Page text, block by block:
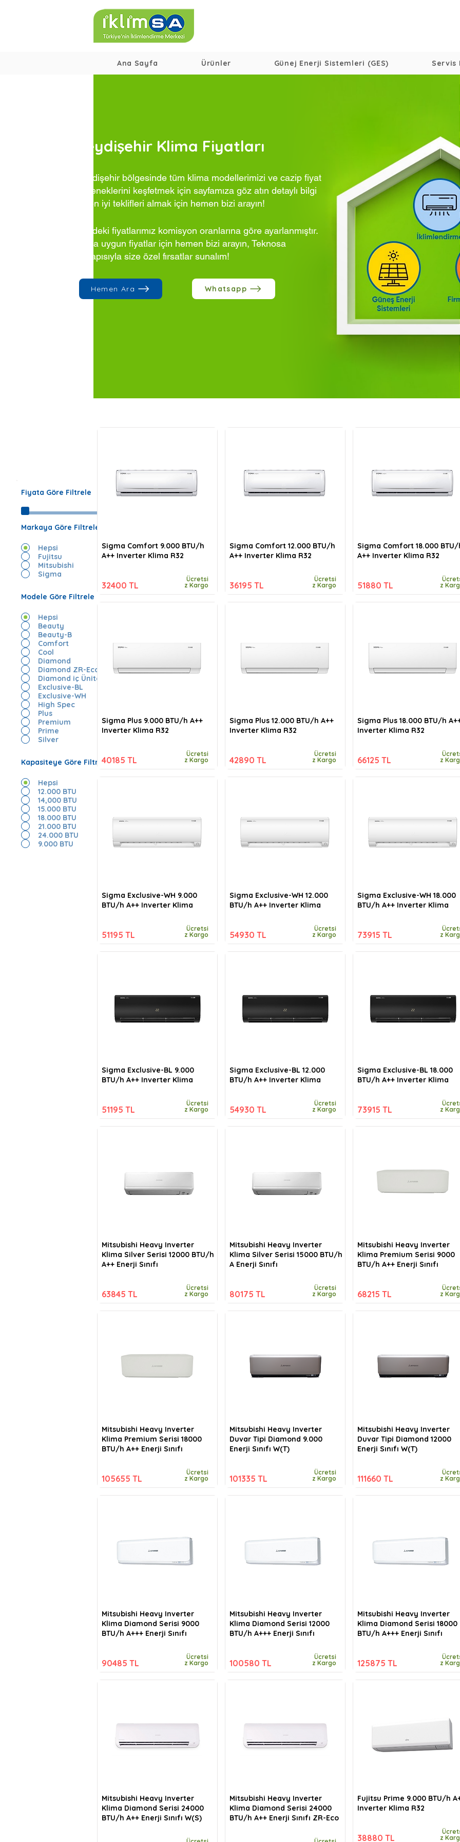
Ana Sayfa Ürünler Günej Enerji Sistemleri (GES) Servis
Seydişehir Klima Fiyatları
Seydişehir bölgesinde tüm klima modellerimizi ve cazip fiyat
seçeneklerini keşfetmek için sayfamıza göz atın detaylı bilgi
ve en iyi teklifleri almak için hemen bizi arayın!
Sitedeki fiyatlarımız komisyon oranlarına göre ayarlanmıştır.
Daha uygun fiyatlar için hemen bizi arayın, Teknosa
altyapısıyla size özel fırsatlar sunalım!
Hemen Ara Whatsapp
Fiyata Göre Filtrele
Markaya Göre Filtrele
Hepsi
Fujitsu
Mitsubishi
Sigma
Modele Göre Filtrele
Hepsi
Beauty
Beauty-B
Comfort
Cool
Diamond
Diamond ZR-Eco
Diamond iç Ünite
Exclusive-BL
Exclusive-WH
High Spec
Plus
Premium
Prime
Silver
Kapasiteye Göre Filtrele
Hepsi
12.000 BTU
14,000 BTU
15.000 BTU
18.000 BTU
21.000 BTU
24.000 BTU
9.000 BTU
Sigma Comfort 9.000 BTU/h
A++ Inverter Klima R32
32400 TL
Ücretsi
z Kargo
Sigma Plus 9.000 BTU/h A++
Inverter Klima R32
40185 TL
Ücretsi
z Kargo
Sigma Exclusive-WH 9.000
BTU/h A++ Inverter Klima
51195 TL
Ücretsi
z Kargo
Sigma Exclusive-BL 9.000
BTU/h A++ Inverter Klima
51195 TL
Ücretsi
z Kargo
Mitsubishi Heavy Inverter
Klima Silver Serisi 12000 BTU/h
A++ Enerji Sınıfı
63845 TL
Ücretsi
z Kargo
Mitsubishi Heavy Inverter
Klima Premium Serisi 18000
BTU/h A++ Enerji Sınıfı
105655 TL
Ücretsi
z Kargo
Mitsubishi Heavy Inverter
Klima Diamond Serisi 9000
BTU/h A+++ Enerji Sınıfı
90485 TL
Ücretsi
z Kargo
Mitsubishi Heavy Inverter
Klima Diamond Serisi 24000
BTU/h A++ Enerji Sınıfı W(S)
Sigma Comfort 12.000 BTU/h
A++ Inverter Klima R32
36195 TL
Ücretsi
z Kargo
Sigma Plus 12.000 BTU/h A++
Inverter Klima R32
42890 TL
Ücretsi
z Kargo
Sigma Exclusive-WH 12.000
BTU/h A++ Inverter Klima
54930 TL
Ücretsi
z Kargo
Sigma Exclusive-BL 12.000
BTU/h A++ Inverter Klima
54930 TL
Ücretsi
z Kargo
Mitsubishi Heavy Inverter
Klima Silver Serisi 15000 BTU/h
A Enerji Sınıfı
80175 TL
Ücretsi
z Kargo
Mitsubishi Heavy Inverter
Duvar Tipi Diamond 9.000
Enerji Sınıfı W(T)
101335 TL
Ücretsi
z Kargo
Mitsubishi Heavy Inverter
Klima Diamond Serisi 12000
BTU/h A+++ Enerji Sınıfı
100580 TL
Ücretsi
z Kargo
Mitsubishi Heavy Inverter
Klima Diamond Serisi 24000
BTU/h A++ Enerji Sınıfı ZR-Eco
Sigma Comfort 18.000 BTU/
A++ Inverter Klima R32
51880 TL
z
Sigma Plus 18.000 BTU/h
Inverter Klima R32
66125 TL
z
Sigma Exclusive-WH 18.000
BTU/h A++ Inverter Klima
73915 TL
z
Sigma Exclusive-BL 18.000
BTU/h A++ Inverter Klima
73915 TL
z
Mitsubishi Heavy Inverter
Klima Premium Serisi 9000
BTU/h A++ Enerji Sınıfı
68215 TL
z
Mitsubishi Heavy Inverter
Duvar Tipi Diamond 12000
Enerji Sınıfı W(T)
111660 TL
z
Mitsubishi Heavy Inverter
Klima Diamond Serisi 18000
BTU/h A+++ Enerji Sınıfı
125875 TL
z
Fujitsu Prime 9.000 BTU/h
Inverter Klima R32
38880 TL
z